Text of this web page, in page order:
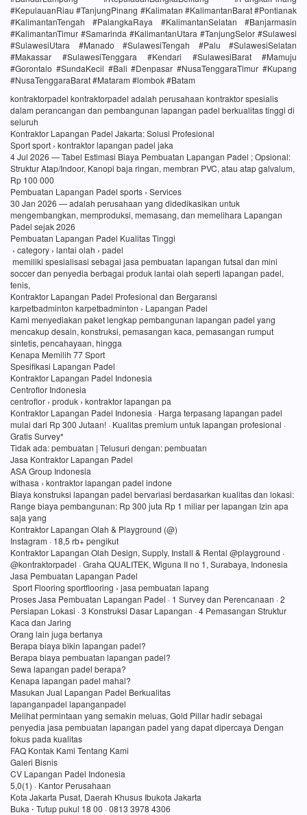
#KepulauanRiau #TanjungPinang #Kalimatan #KalimantanBarat #Pontianak
#KalimantanTengah #PalangkaRaya #KalimantanSelatan #Banjarmasin
#KalimantanTimur #Samarinda #KalimantanUtara #TanjungSelor #Sulawesi
#SulawesiUtara #Manado #SulawesiTengah #Palu #SulawesiSelatan
#Makassar #SulawesiTenggara #Kendari #SulawesiBarat #Mamuju
#Gorontalo #SundaKecil #Bali #Denpasar #NusaTenggaraTimur #Kupang
#NusaTenggaraBarat #Mataram #lombok #Batam
kontraktorpadel kontraktorpadel adalah perusahaan kontraktor spesialis
dalam perancangan dan pembangunan lapangan padel berkualitas tinggi di
seluruh
Kontraktor Lapangan Padel Jakarta: Solusi Profesional
Sport sport › kontraktor lapangan padel jaka
4 Jul 2026 — Tabel Estimasi Biaya Pembuatan Lapangan Padel ; Opsional:
Struktur Atap/Indoor, Kanopi baja ringan, membran PVC, atau atap galvalum,
Rp 100 000
Pembuatan Lapangan Padel sports › Services
30 Jan 2026 — adalah perusahaan yang didedikasikan untuk
mengembangkan, memproduksi, memasang, dan memelihara Lapangan
Padel sejak 2026
Pembuatan Lapangan Padel Kualitas Tinggi
› category › lantai olah › padel
memiliki spesialisasi sebagai jasa pembuatan lapangan futsal dan mini
soccer dan penyedia berbagai produk lantai olah seperti lapangan padel,
tenis,
Kontraktor Lapangan Padel Profesional dan Bergaransi
karpetbadminton karpetbadminton › Lapangan Padel
Kami menyediakan paket lengkap pembangunan lapangan padel yang
mencakup desain, konstruksi, pemasangan kaca, pemasangan rumput
sintetis, pencahayaan, hingga
Kenapa Memilih 77 Sport
Spesifikasi Lapangan Padel
Kontraktor Lapangan Padel Indonesia
Centroflor Indonesia
centroflor › produk › kontraktor lapangan pa
Kontraktor Lapangan Padel Indonesia · Harga terpasang lapangan padel
mulai dari Rp 300 Jutaan! · Kualitas premium untuk lapangan profesional ·
Gratis Survey*
Tidak ada: pembuatan ‎| Telusuri dengan: pembuatan
Jasa Kontraktor Lapangan Padel
ASA Group Indonesia
withasa › kontraktor lapangan padel indone
Biaya konstruksi lapangan padel bervariasi berdasarkan kualitas dan lokasi:
Range biaya pembangunan: Rp 300 juta Rp 1 miliar per lapangan Izin apa
saja yang
Kontraktor Lapangan Olah & Playground (@)
Instagram · 18,5 rb+ pengikut
Kontraktor Lapangan Olah Design, Supply, Install & Rental @playground ·
@kontraktorpadel · Graha QUALITEK, Wiguna II no 1, Surabaya, Indonesia
Jasa Pembuatan Lapangan Padel
Sport Flooring sportflooring › jasa pembuatan lapang
Proses Jasa Pembuatan Lapangan Padel · 1 Survey dan Perencanaan · 2
Persiapan Lokasi · 3 Konstruksi Dasar Lapangan · 4 Pemasangan Struktur
Kaca dan Jaring
Orang lain juga bertanya
Berapa biaya bikin lapangan padel?
Berapa biaya pembuatan lapangan padel?
Sewa lapangan padel berapa?
Kenapa lapangan padel mahal?
Masukan Jual Lapangan Padel Berkualitas
lapanganpadel lapanganpadel
Melihat permintaan yang semakin meluas, Gold Pillar hadir sebagai
penyedia jasa pembuatan lapangan padel yang dapat dipercaya Dengan
fokus pada kualitas
FAQ Kontak Kami Tentang Kami
Galeri Bisnis
CV Lapangan Padel Indonesia
5,0(1) · Kantor Perusahaan
Kota Jakarta Pusat, Daerah Khusus Ibukota Jakarta
Buka ⋅ Tutup pukul 18 00 · 0813 3978 4306